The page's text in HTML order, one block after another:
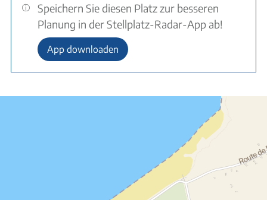
Speichern Sie diesen Platz zur besseren
Planung in der Stellplatz-Radar-App ab!
App downloaden